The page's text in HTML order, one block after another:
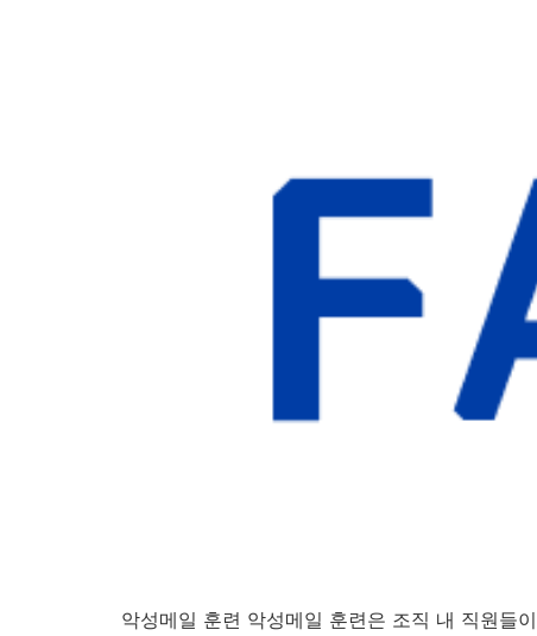
악성메일 훈련 악성메일 훈련은 조직 내 직원들